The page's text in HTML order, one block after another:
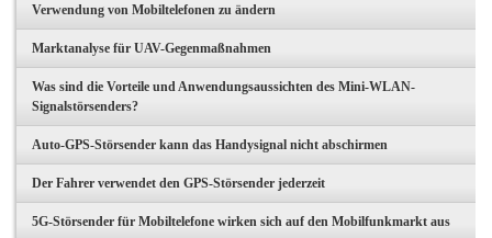
Verwendung von Mobiltelefonen zu ändern
Marktanalyse für UAV-Gegenmaßnahmen
Was sind die Vorteile und Anwendungsaussichten des Mini-WLAN-
Signalstörsenders?
Auto-GPS-Störsender kann das Handysignal nicht abschirmen
Der Fahrer verwendet den GPS-Störsender jederzeit
5G-Störsender für Mobiltelefone wirken sich auf den Mobilfunkmarkt aus